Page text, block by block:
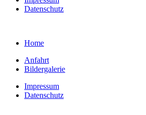
Datenschutz
Home
Anfahrt
Bildergalerie
Impressum
Datenschutz